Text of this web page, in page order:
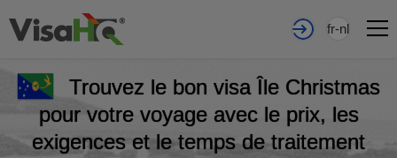
fr-nl
Trouvez le bon visa Île Christmas
pour votre voyage avec le prix, les
exigences et le temps de traitement